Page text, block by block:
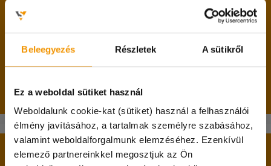
Beleegyezés Részletek A sütikről
Ez a weboldal sütiket használ
Weboldalunk cookie-kat (sütiket) használ a felhasználói
élmény javításához, a tartalmak személyre szabásához,
valamint weboldalforgalmunk elemzéséhez. Ezenkívül
elemező partnereinkkel megosztjuk az Ön
lakcímkártyádat;
diákigazolványodat;
adókártyádat;
magyarországi bankszámlaszámodat.
Jelentkezési lap